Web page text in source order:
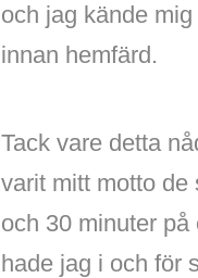
och jag kände
innan hemfärd.
Tack vare detta
varit mitt motto de
och 30 minuter
hade jag i och för